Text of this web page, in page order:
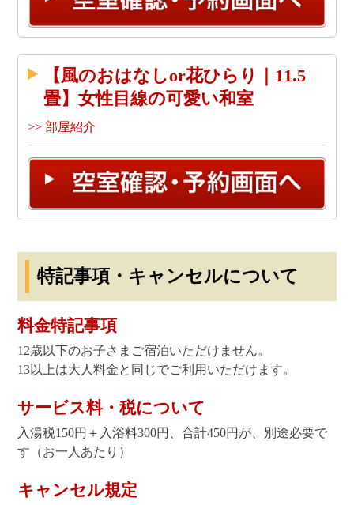
【風のおはなしor花ひらり｜11.5
畳】女性目線の可愛い和室
>> 部屋紹介
特記事項・キャンセルについて
料金特記事項
12歳以下のお子さまご宿泊いただけません。
13以上は大人料金と同じでご利用いただけます。
サービス料・税について
入湯税150円＋入浴料300円、合計450円が、別途必要で
す（お一人あたり）
キャンセル規定